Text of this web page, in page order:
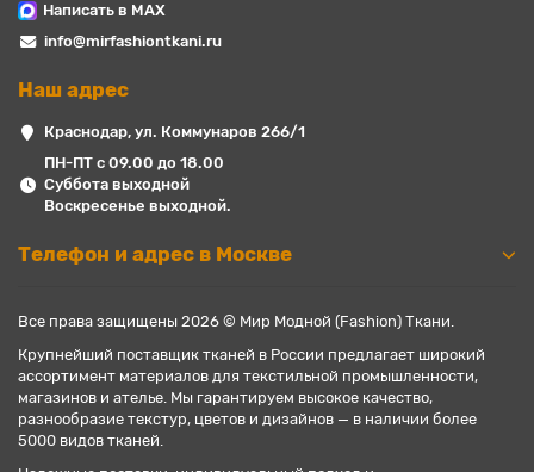
Написать в MAX
info@mirfashiontkani.ru
Наш адрес
Краснодар, ул. Коммунаров 266/1
ПН-ПТ с 09.00 до 18.00
Суббота выходной
Воскресенье выходной.
Телефон и адрес в Москве
Все права защищены 2026 © Мир Модной (Fashion) Ткани.
Крупнейший поставщик тканей в России предлагает широкий
ассортимент материалов для текстильной промышленности,
магазинов и ателье. Мы гарантируем высокое качество,
разнообразие текстур, цветов и дизайнов — в наличии более
5000 видов тканей.